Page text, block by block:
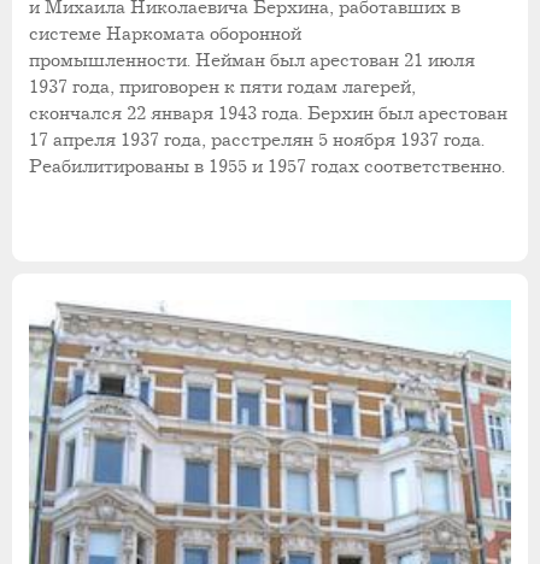
и Михаила Николаевича Берхина, работавших в
системе Наркомата оборонной
промышленности. Нейман был арестован 21 июля
1937 года, приговорен к пяти годам лагерей,
скончался 22 января 1943 года. Берхин был арестован
17 апреля 1937 года, расстрелян 5 ноября 1937 года.
Реабилитированы в 1955 и 1957 годах соответственно.